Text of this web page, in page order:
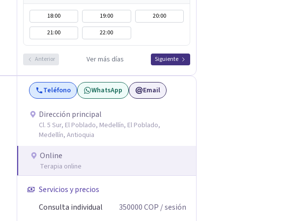
18:00 19:00
20:00
21:00
22:00
Anterior Ver más días Siguiente
Teléfono WhatsApp Email
Dirección principal
Cl. 5 Sur, El Poblado, Medellín, El Poblado,
Medellín, Antioquia
Online
Terapia online
Servicios y precios
Consulta individual
350000COP / sesión